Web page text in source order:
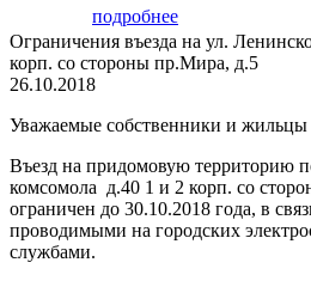
подробнее
Ограничения въезда на ул.
корп. со стороны пр.Мира, д.5
26.10.2018
Уважаемые собственники и жильцы
Въезд на придомовую территорию
комсомола д.40 1 и 2 корп. со
ограничен до 30.10.2018 года, в
проводимыми на городских
службами.